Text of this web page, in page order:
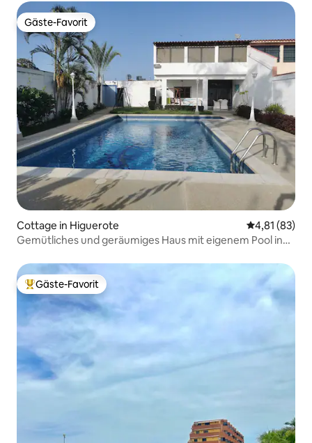
Gäste-Favorit
Gäste-Favorit
Cottage in Higuerote
4,81 (83)
Gemütliches und geräumiges Haus mit eigenem Pool in
Sicherheitsdienst in der Stadt Balneario Higuerote mit
vielen nahe gelegenen Stränden mit Zugang zum und
Blick auf den Hauptkanal
Beliebter Gäste-Favorit.
Gäste-Favorit